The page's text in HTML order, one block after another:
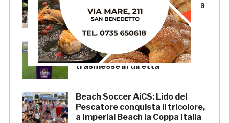
agosto appuntamento in piazza
Salvo D’Acquisto
La Serie C su Rai 2: alcune
partite di Lega Pro saranno
trasmesse in diretta
Beach Soccer AiCS: Lido del
Pescatore conquista il tricolore,
a Imperial Beach la Coppa Italia